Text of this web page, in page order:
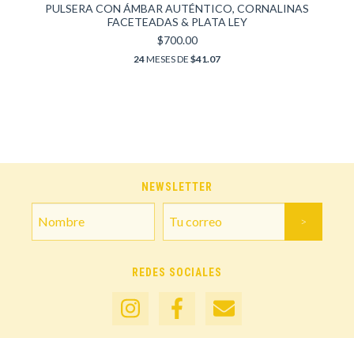
PULSERA CON ÁMBAR AUTÉNTICO, CORNALINAS
FACETEADAS & PLATA LEY
$700.00
24MESES DE $41.07
NEWSLETTER
REDES SOCIALES